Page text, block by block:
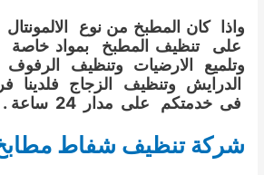
واذا كان المطبخ من نوع
على تنظيف المطبخ بمواد خاصة
وتلميع الارضيات وتنظيف الرفوف
الدرايش وتنظيف الزجاج
فى خدمتكم على مدار 24 ساعة .
شركة تنظيف شفاط